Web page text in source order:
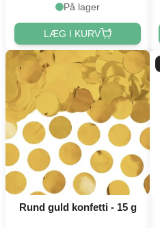
På lager
LÆG I KURV
Rund guld konfetti - 15 g